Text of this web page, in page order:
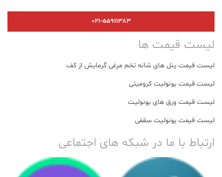
021-55911383
لیست قیمت ها
لیست قیمت پنل های شانه تخم مرغی گرمایش از کف
لیست قیمت یونولیت کرومیتی
لیست قیمت ورق های یونولیت
لیست قیمت یونولیت سقفی
ارتباط با ما در شبکه های اجتماعی